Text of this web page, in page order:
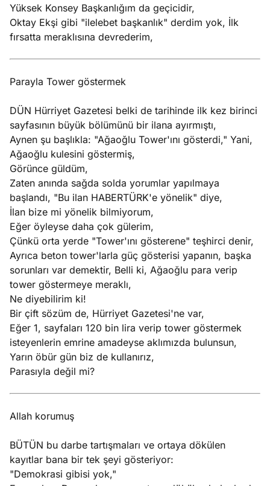
Yüksek Konsey Başkanlığım da geçicidir,
Oktay Ekşi gibi "ilelebet başkanlık" derdim yok, İlk
fırsatta meraklısına devrederim,
Parayla Tower göstermek
DÜN Hürriyet Gazetesi belki de tarihinde ilk kez birinci
sayfasının büyük bölümünü bir ilana ayırmıştı,
Aynen şu başlıkla: "Ağaoğlu Tower'ını gösterdi," Yani,
Ağaoğlu kulesini göstermiş,
Görünce güldüm,
Zaten anında sağda solda yorumlar yapılmaya
başlandı, "Bu ilan HABERTÜRK'e yönelik" diye,
İlan bize mi yönelik bilmiyorum,
Eğer öyleyse daha çok gülerim,
Çünkü orta yerde "Tower'ını gösterene" teşhirci denir,
Ayrıca beton tower'larla güç gösterisi yapanın, başka
sorunları var demektir, Belli ki, Ağaoğlu para verip
tower göstermeye meraklı,
Ne diyebilirim ki!
Bir çift sözüm de, Hürriyet Gazetesi'ne var,
Eğer 1, sayfaları 120 bin lira verip tower göstermek
isteyenlerin emrine amadeyse aklımızda bulunsun,
Yarın öbür gün biz de kullanırız,
Parasıyla değil mi?
Allah korumuş
BÜTÜN bu darbe tartışmaları ve ortaya dökülen
kayıtlar bana bir tek şeyi gösteriyor:
"Demokrasi gibisi yok,"